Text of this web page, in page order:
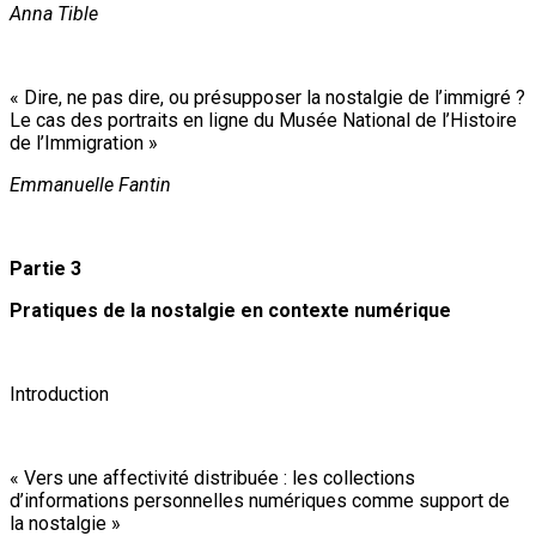
Anna Tible
« Dire, ne pas dire, ou présupposer la nostalgie de l’immigré ?
Le cas des portraits en ligne du Musée National de l’Histoire
de l’Immigration »
Emmanuelle Fantin
Partie 3
Pratiques de la nostalgie en contexte numérique
Introduction
« Vers une affectivité distribuée : les collections
d’informations personnelles numériques comme support de
la nostalgie »